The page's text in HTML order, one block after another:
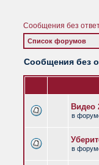
Сообщения без
Список форумов
Сообщения без
Видео
в
в